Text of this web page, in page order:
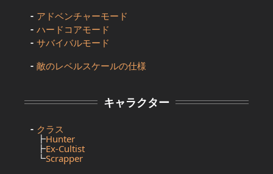
アドベンチャーモード
ハードコアモード
サバイバルモード
敵のレベルスケールの仕様
キャラクター
クラス
┣Hunter
┣Ex-Cultist
┗Scrapper